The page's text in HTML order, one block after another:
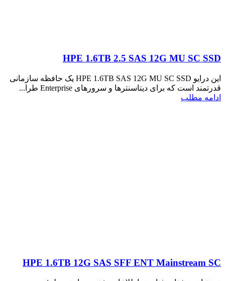
HPE 1.6TB 2.5 SAS 12G MU SC SSD
این درایو HPE 1.6TB SAS 12G MU SC SSD یک حافظه سازمانی
قدرتمند است که برای دیتاسنترها و سرورهای Enterprise طرا...
ادامه مطلب
HPE 1.6TB 12G SAS SFF ENT Mainstream SC